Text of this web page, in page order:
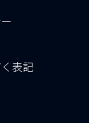
表記